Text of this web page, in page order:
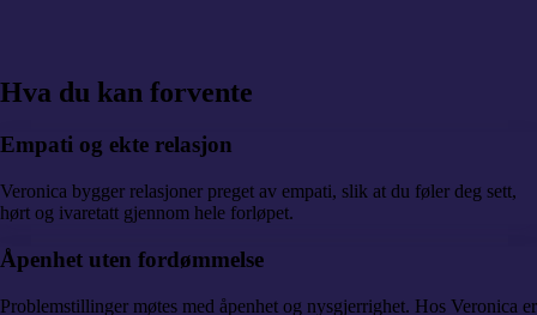
Hva du kan forvente
Empati og ekte relasjon
Veronica bygger relasjoner preget av empati, slik at du føler deg sett,
hørt og ivaretatt gjennom hele forløpet.
Åpenhet uten fordømmelse
Problemstillinger møtes med åpenhet og nysgjerrighet. Hos Veronica er